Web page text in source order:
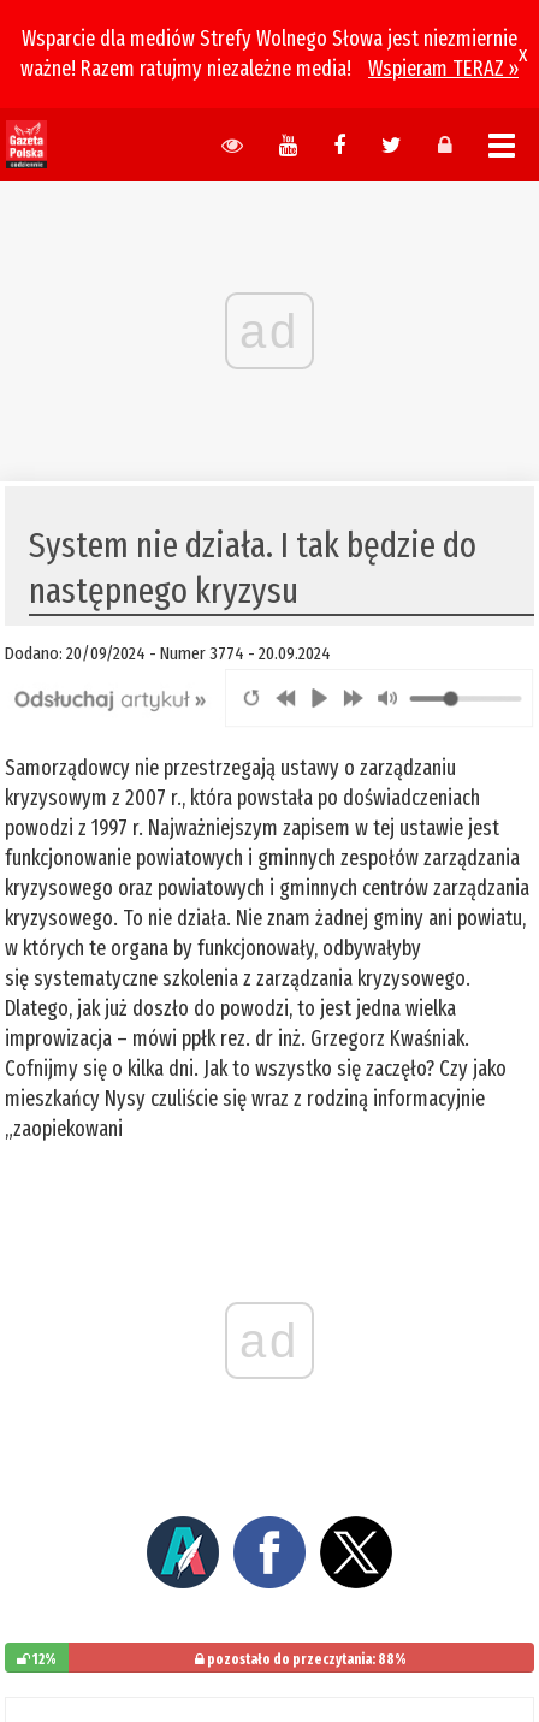
Wsparcie dla mediów Strefy Wolnego Słowa jest niezmiernie
ważne! Razem ratujmy niezależne media!
Wspieram TERAZ »
x
ad
System nie działa. I tak będzie do
następnego kryzysu
Dodano: 20/09/2024 - Numer 3774 - 20.09.2024
Samorządowcy nie przestrzegają ustawy o zarządzaniu
kryzysowym z 2007 r., która powstała po doświadczeniach
powodzi z 1997 r. Najważniejszym zapisem w tej ustawie jest
funkcjonowanie powiatowych i gminnych zespołów zarządzania
kryzysowego oraz powiatowych i gminnych centrów zarządzania
kryzysowego. To nie działa. Nie znam żadnej gminy ani powiatu,
w których te organa by funkcjonowały, odbywałyby
się systematyczne szkolenia z zarządzania kryzysowego.
Dlatego, jak już doszło do powodzi, to jest jedna wielka
improwizacja – mówi ppłk rez. dr inż. Grzegorz Kwaśniak.
Cofnijmy się o kilka dni. Jak to wszystko się zaczęło? Czy jako
mieszkańcy Nysy czuliście się wraz z rodziną informacyjnie
„zaopiekowani
ad
12% pozostało do przeczytania: 88%